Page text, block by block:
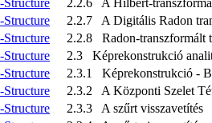
2.2.7 A Digitális Radon
2.2.8 Radon-transzformált
2.3 Képrekonstrukció
2.3.1 Képrekonstrukció -
2.3.2 A Központi Szelet
2.3.3 A szűrt visszavetítés